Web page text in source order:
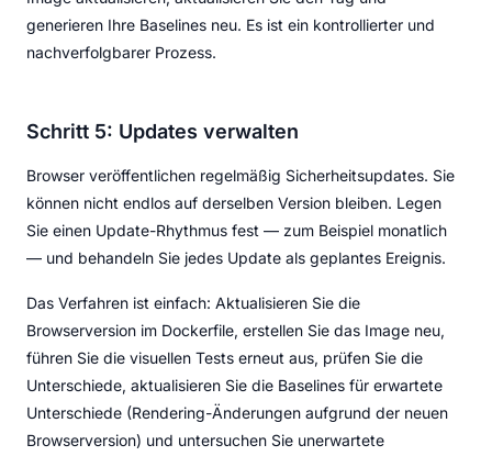
generieren Ihre Baselines neu. Es ist ein kontrollierter und
nachverfolgbarer Prozess.
Schritt 5: Updates verwalten
Browser veröffentlichen regelmäßig Sicherheitsupdates. Sie
können nicht endlos auf derselben Version bleiben. Legen
Sie einen Update-Rhythmus fest — zum Beispiel monatlich
— und behandeln Sie jedes Update als geplantes Ereignis.
Das Verfahren ist einfach: Aktualisieren Sie die
Browserversion im Dockerfile, erstellen Sie das Image neu,
führen Sie die visuellen Tests erneut aus, prüfen Sie die
Unterschiede, aktualisieren Sie die Baselines für erwartete
Unterschiede (Rendering-Änderungen aufgrund der neuen
Browserversion) und untersuchen Sie unerwartete